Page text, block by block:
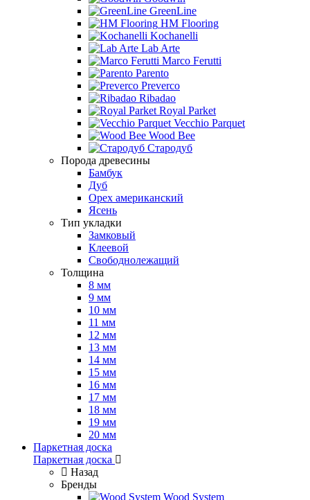
GreenLine
HM Flooring
Kochanelli
Lab Arte
Marco Ferutti
Parento
Preverco
Ribadao
Royal Parket
Vecchio Parquet
Wood Bee
Стародуб
Порода древесины
Бамбук
Дуб
Орех американский
Ясень
Тип укладки
Замковый
Клеевой
Свободнолежащий
Толщина
8 мм
9 мм
10 мм
11 мм
12 мм
13 мм
14 мм
15 мм
16 мм
17 мм
18 мм
19 мм
20 мм
Паркетная доска
Паркетная доска
Назад
Бренды
Wood System